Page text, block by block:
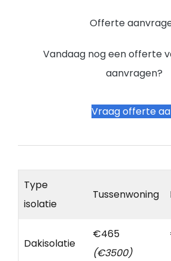
Offerte
Vandaag nog een offerte
aanvragen?
Vraag offerte
Type
isolatie
Tussenwoning
Dakisolatie
€465
(€3500)